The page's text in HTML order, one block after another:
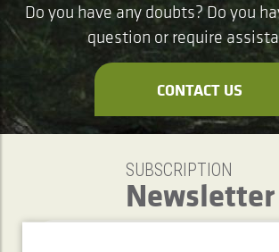
Do you have any doubts? Do you
question or require
CONTACT US
SUBSCRIPTION
Newsletter